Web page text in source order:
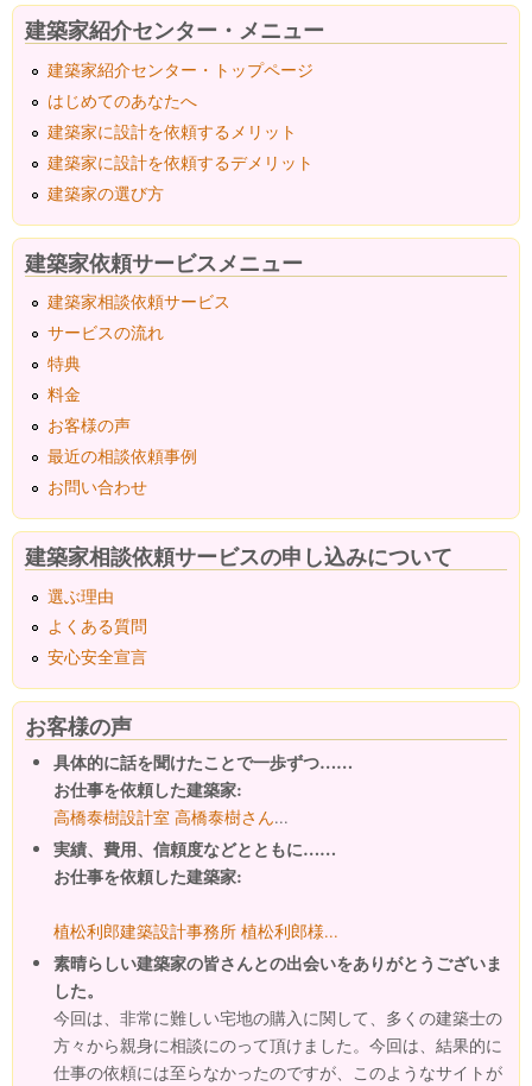
建築家紹介センター・メニュー
建築家紹介センター・トップページ
はじめてのあなたへ
建築家に設計を依頼するメリット
建築家に設計を依頼するデメリット
建築家の選び方
建築家依頼サービスメニュー
建築家相談依頼サービス
サービスの流れ
特典
料金
お客様の声
最近の相談依頼事例
お問い合わせ
建築家相談依頼サービスの申し込みについて
選ぶ理由
よくある質問
安心安全宣言
お客様の声
具体的に話を聞けたことで一歩ずつ……
お仕事を依頼した建築家:
高橋泰樹設計室 高橋泰樹さん...
実績、費用、信頼度などとともに……
お仕事を依頼した建築家:
植松利郎建築設計事務所 植松利郎様...
素晴らしい建築家の皆さんとの出会いをありがとうございま
した。
今回は、非常に難しい宅地の購入に関して、多くの建築士の
方々から親身に相談にのって頂けました。今回は、結果的に
仕事の依頼には至らなかったのですが、このようなサイトが